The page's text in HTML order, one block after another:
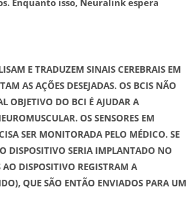
E TRADUZEM SINAIS CEREBRAIS EM
AS AÇÕES DESEJADAS. OS BCIS NÃO
OBJETIVO DO BCI É AJUDAR A
OS SENSORES EM
SER MONITORADA PELO MÉDICO. SE
DISPOSITIVO SERIA IMPLANTADO NO
DISPOSITIVO REGISTRAM A
QUE SÃO ENTÃO ENVIADOS PARA UM